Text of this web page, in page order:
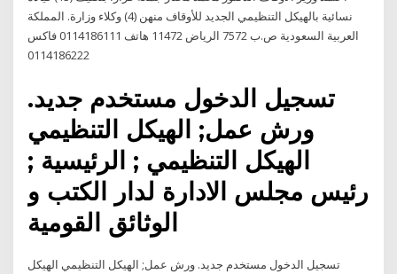
نسائية بالهيكل التنظيمي الجديد للأوقاف منهن (4) وكلاء وزارة. المملكة
العربية السعودية ص.ب 7572 الرياض 11472 هاتف 0114186111 فاكس
0114186222
تسجيل الدخول مستخدم جديد.
ورش عمل; الهيكل التنظيمي
الهيكل التنظيمي ; الرئيسية ;
رئيس مجلس الادارة لدار الكتب و
الوثائق القومية
تسجيل الدخول مستخدم جديد. ورش عمل; الهيكل التنظيمي الهيكل